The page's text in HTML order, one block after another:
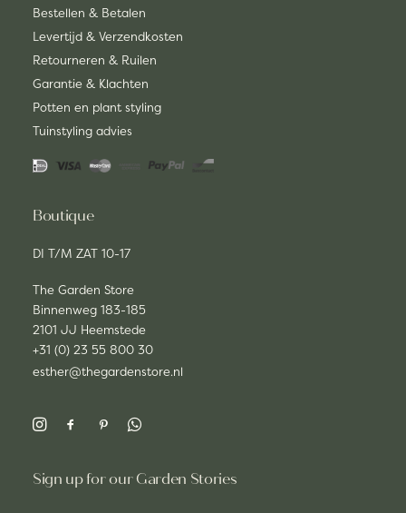
Bestellen & Betalen
Levertijd & Verzendkosten
Retourneren & Ruilen
Garantie & Klachten
Potten en plant styling
Tuinstyling advies
Boutique
DI T/M ZAT 10-17
The Garden Store
Binnenweg 183-185
2101 JJ Heemstede
+31 (0) 23 55 800 30
esther@thegardenstore.nl
Sign up for our Garden Stories